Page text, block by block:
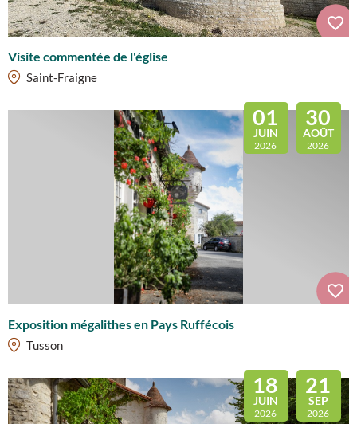
Visite commentée de l'église
Saint-Fraigne
01
JUIN
2026
30
AOÛT
2026
Exposition mégalithes en Pays Ruffécois
Tusson
18
JUIN
2026
21
SEP
2026